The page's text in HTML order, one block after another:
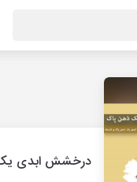
درخشش ابدی